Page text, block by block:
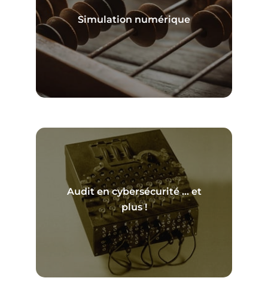
Simulation numérique
En savoir plus
Audit en cybersécurité … et
plus !
En savoir plus